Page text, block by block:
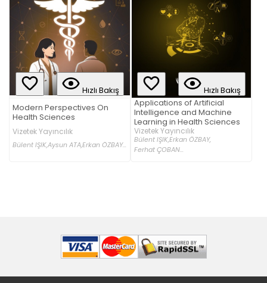
Hızlı Bakış
Modern Perspectives On
Health Sciences
Vizetek Yayıncılık
Bülent IŞIK,Aysun ATA,Erkan ÖZBAY...
Hızlı Bakış
Applications of Artificial
Intelligence and Machine
Learning in Health Sciences
Vizetek Yayıncılık
Bülent IŞIK,Erkan ÖZBAY,
Ferhat ÇOBAN...